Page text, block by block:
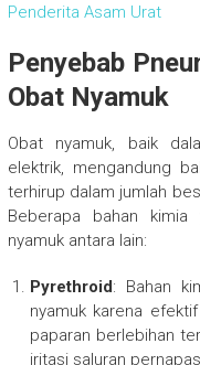
Penderita Asam Urat
Penyebab
Obat Nyamuk
Obat nyamuk, baik
elektrik, mengandung
terhirup dalam jumlah
Beberapa bahan
nyamuk antara lain:
Pyrethroid: Bahan
nyamuk karena
paparan berlebihan
iritasi saluran